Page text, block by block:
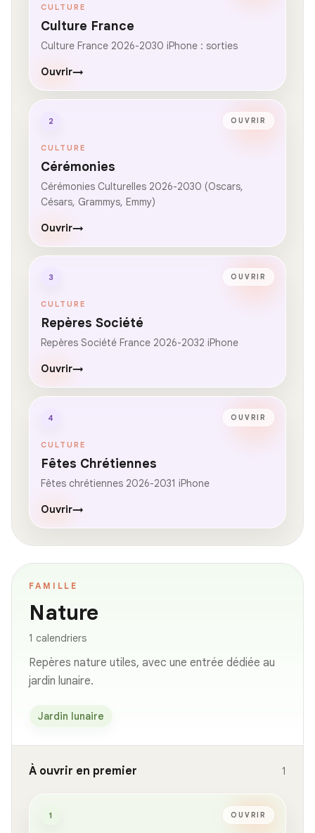
CULTURE
Culture France
Culture France 2026-2030 iPhone : sorties
Ouvrir→
2 OUVRIR
CULTURE
Cérémonies
Cérémonies Culturelles 2026-2030 (Oscars,
Césars, Grammys, Emmy)
Ouvrir→
3 OUVRIR
CULTURE
Repères Société
Repères Société France 2026-2032 iPhone
Ouvrir→
4 OUVRIR
CULTURE
Fêtes Chrétiennes
Fêtes chrétiennes 2026-2031 iPhone
Ouvrir→
FAMILLE
Nature
1 calendriers
Repères nature utiles, avec une entrée dédiée au
jardin lunaire.
Jardin lunaire
À ouvrir en premier 1
1 OUVRIR